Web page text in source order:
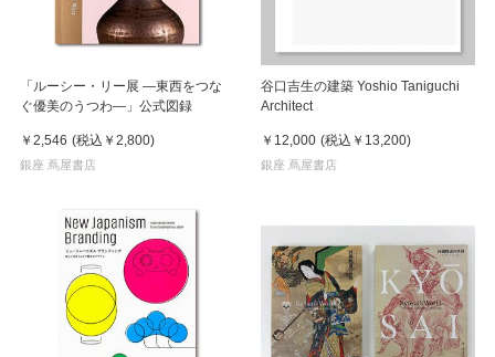
「ルーシー・リー展 ―東西をつな
ぐ優美のうつわ―」公式図録
￥2,546 (税込 ￥2,800)
銀座 蔦屋書店
谷口吉生の建築 Yoshio Taniguchi
Architect
￥12,000 (税込 ￥13,200)
銀座 蔦屋書店